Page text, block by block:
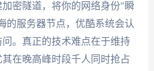
密隧道，将你的网络身份"瞬
的服务器节点，优酷系统会认
。真正的技术难点在于维持
在晚高峰时段千人同时抢占